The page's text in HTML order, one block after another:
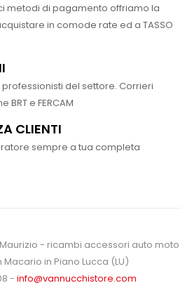
metodi di pagamento offriamo la
in comode rate ed a TASSO
del settore. Corrieri
e FERCAM
CLIENTI
sempre a tua completa
- ricambi accessori auto moto
in Piano Lucca (LU)
- info@vannucchistore.com